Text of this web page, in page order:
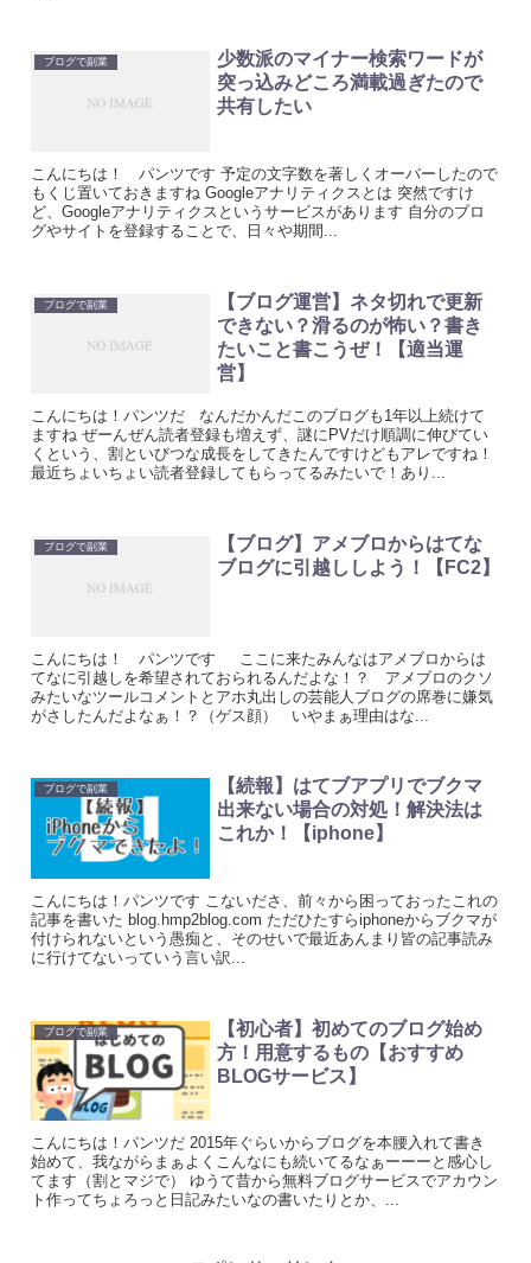
ブログで副業
少数派のマイナー検索ワードが
突っ込みどころ満載過ぎたので
共有したい
こんにちは！ パンツです 予定の文字数を著しくオーバーしたので
もくじ置いておきますね Googleアナリティクスとは 突然ですけ
ど、Googleアナリティクスというサービスがあります 自分のブロ
グやサイトを登録することで、日々や期間...
ブログで副業
【ブログ運営】ネタ切れで更新
できない？滑るのが怖い？書き
たいこと書こうぜ！【適当運
営】
こんにちは！パンツだ なんだかんだこのブログも1年以上続けて
ますね ぜーんぜん読者登録も増えず、謎にPVだけ順調に伸びてい
くという、割といびつな成長をしてきたんですけどもアレですね！
最近ちょいちょい読者登録してもらってるみたいで！あり...
ブログで副業
【ブログ】アメブロからはてな
ブログに引越ししよう！【FC2】
こんにちは！ パンツです ここに来たみんなはアメブロからは
てなに引越しを希望されておられるんだよな！？ アメブロのクソ
みたいなツールコメントとアホ丸出しの芸能人ブログの席巻に嫌気
がさしたんだよなぁ！？（ゲス顔） いやまぁ理由はな...
ブログで副業
【続報】はてブアプリでブクマ
出来ない場合の対処！解決法は
これか！【iphone】
こんにちは！パンツです こないださ、前々から困っておったこれの
記事を書いた blog.hmp2blog.com ただひたすらiphoneからブクマが
付けられないという愚痴と、そのせいで最近あんまり皆の記事読み
に行けてないっていう言い訳...
ブログで副業
【初心者】初めてのブログ始め
方！用意するもの【おすすめ
BLOGサービス】
こんにちは！パンツだ 2015年ぐらいからブログを本腰入れて書き
始めて、我ながらまぁよくこんなにも続いてるなぁーーーと感心し
てます（割とマジで） ゆうて昔から無料ブログサービスでアカウン
ト作ってちょろっと日記みたいなの書いたりとか、...